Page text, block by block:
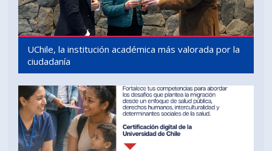
UChile, la institución académica más valorada por la
ciudadanía